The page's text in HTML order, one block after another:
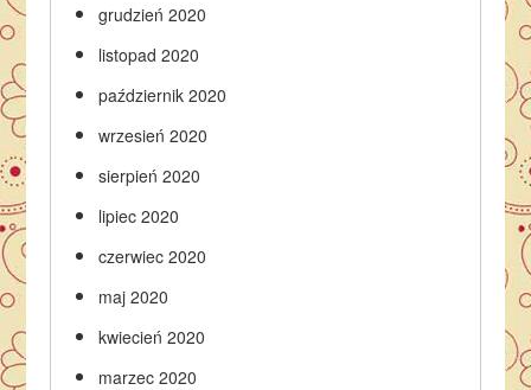
grudzień 2020
listopad 2020
październik 2020
wrzesień 2020
sierpień 2020
lipiec 2020
czerwiec 2020
maj 2020
kwiecień 2020
marzec 2020